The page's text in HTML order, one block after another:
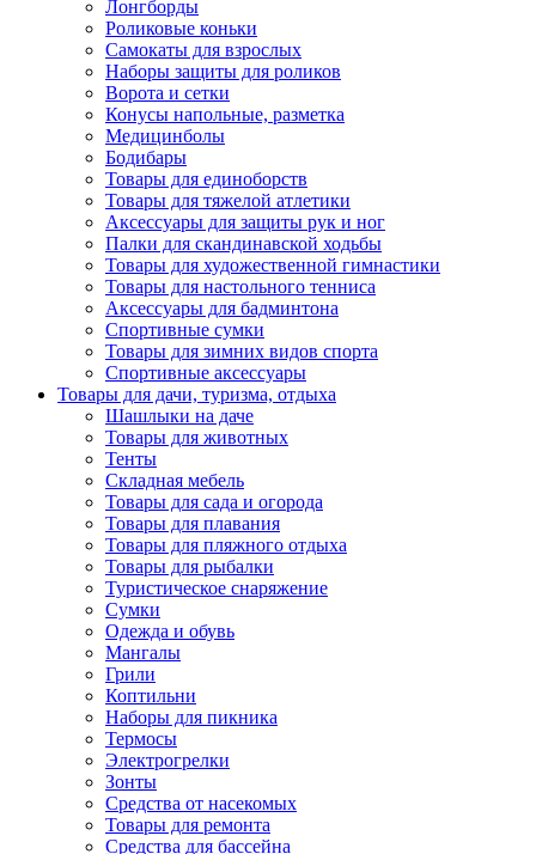
Лонгборды
Роликовые коньки
Самокаты для взрослых
Наборы защиты для роликов
Ворота и сетки
Конусы напольные, разметка
Медицинболы
Бодибары
Товары для единоборств
Товары для тяжелой атлетики
Аксессуары для защиты рук и ног
Палки для скандинавской ходьбы
Товары для художественной гимнастики
Товары для настольного тенниса
Аксессуары для бадминтона
Спортивные сумки
Товары для зимних видов спорта
Спортивные аксессуары
Товары для дачи, туризма, отдыха
Шашлыки на даче
Товары для животных
Тенты
Складная мебель
Товары для сада и огорода
Товары для плавания
Товары для пляжного отдыха
Товары для рыбалки
Туристическое снаряжение
Сумки
Одежда и обувь
Мангалы
Грили
Коптильни
Наборы для пикника
Термосы
Электрогрелки
Зонты
Средства от насекомых
Товары для ремонта
Средства для бассейна